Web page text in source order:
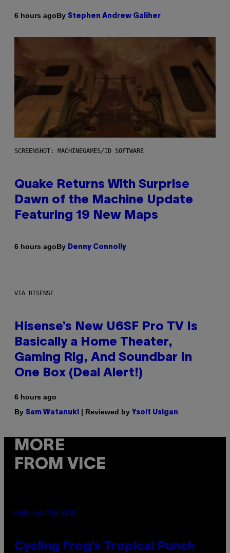
6 hours agoBy Stephen Andrew Galiher
SCREENSHOT: MACHINEGAMES/ID SOFTWARE
Quake Returns With Surprise
Dawn of the Machine Update
Featuring 19 New Maps
6 hours agoBy Denny Connolly
VIA HISENSE
Hisense’s New U6SF Pro TV Is
Basically a Home Theater,
Gaming Rig, And Soundbar In
One Box (Deal Alert!)
6 hours ago
By Sam Watanuki | Reviewed by Ysolt Usigan
MORE
FROM VICE
MAHA HAQ FOR VICE
Cycling Frog’s Tropical Punch